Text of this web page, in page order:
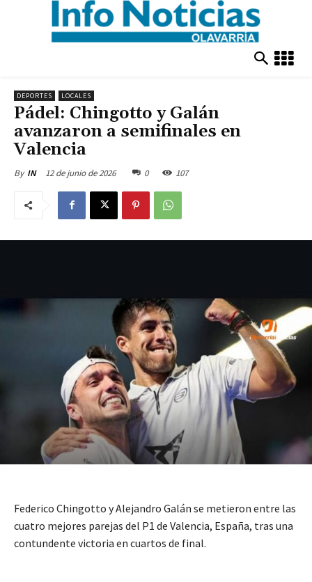
DEPORTES LOCALES
Pádel: Chingotto y Galán
avanzaron a semifinales en
Valencia
By IN 12 de junio de 2026 0 107
Federico Chingotto y Alejandro Galán se metieron entre las
cuatro mejores parejas del P1 de Valencia, España, tras una
contundente victoria en cuartos de final.